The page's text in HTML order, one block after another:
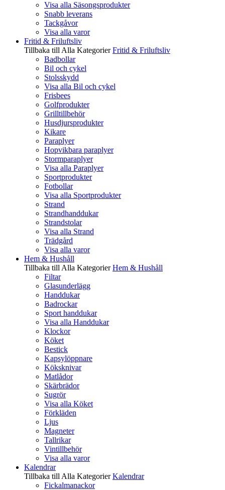
Visa alla Säsongsprodukter
Snabb leverans
Tackgåvor
Visa alla varor
Fritid & Friluftsliv
Tillbaka till Alla Kategorier Fritid & Friluftsliv
Badbollar
Bil och cykel
Stolsskydd
Visa alla Bil och cykel
Frisbees
Golfprodukter
Grilltillbehör
Husdjursprodukter
Kikare
Paraplyer
Hopvikbara paraplyer
Stormparaplyer
Visa alla Paraplyer
Sportprodukter
Fotbollar
Visa alla Sportprodukter
Strand
Strandhanddukar
Strandstolar
Visa alla Strand
Trädgård
Visa alla varor
Hem & Hushåll
Tillbaka till Alla Kategorier Hem & Hushåll
Filtar
Glasunderlägg
Handdukar
Badrockar
Sport handdukar
Visa alla Handdukar
Klockor
Köket
Bestick
Kapsylöppnare
Köksknivar
Matlådor
Skärbrädor
Sugrör
Visa alla Köket
Förkläden
Ljus
Magneter
Tallrikar
Vintillbehör
Visa alla varor
Kalendrar
Tillbaka till Alla Kategorier Kalendrar
Fickalmanackor